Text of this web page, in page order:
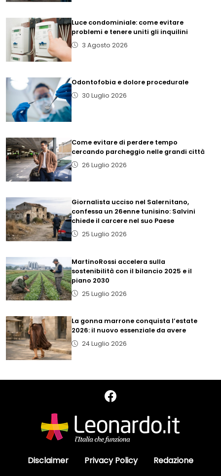
Luce condominiale: come evitare
problemi e tenere uniti gli inquilini
3 Agosto 2026
Odontofobia e dolore procedurale
30 Luglio 2026
Come evitare di perdere tempo
cercando parcheggio nelle grandi città
26 Luglio 2026
Giornalista ucciso nel Salernitano,
confessa un 26enne tunisino: Salvini
chiede il carcere nel suo Paese
25 Luglio 2026
MartinoRossi accelera sulla
sostenibilità con il bilancio 2025 e il
piano 2030
25 Luglio 2026
La gonna marrone conquista l’estate
2026: il nuovo essenziale da avere
24 Luglio 2026
Disclaimer Privacy Policy Redazione